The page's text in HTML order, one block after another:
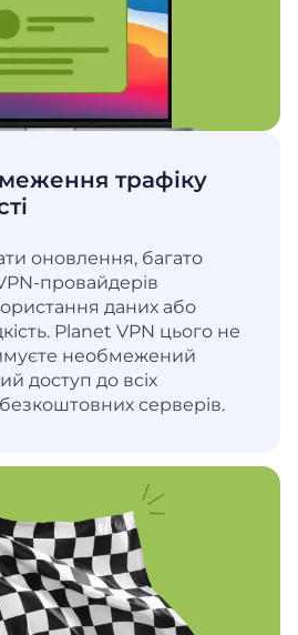
трафіку
оновлення, багато
провайдерів
даних або
Planet VPN цього не
необмежений
доступ до всіх
серверів.